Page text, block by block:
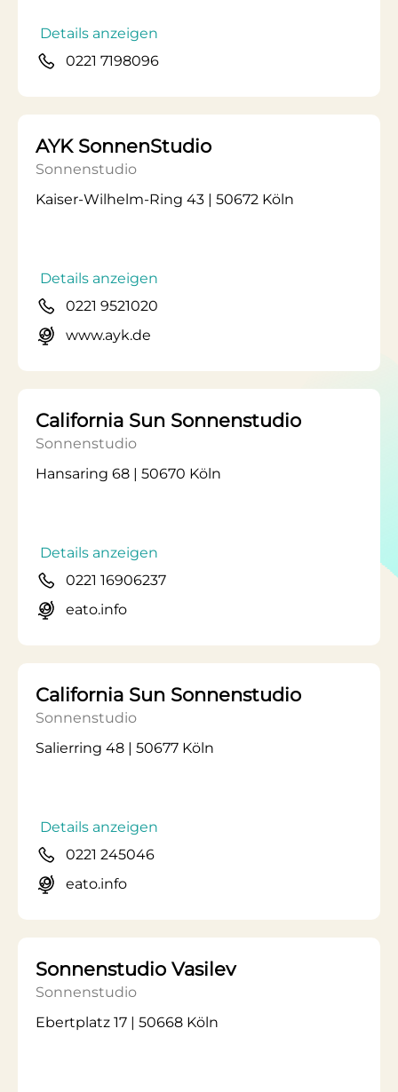
Details anzeigen
0221 7198096
AYK SonnenStudio
Sonnenstudio
Kaiser-Wilhelm-Ring 43 | 50672 Köln
Details anzeigen
0221 9521020
www.ayk.de
California Sun Sonnenstudio
Sonnenstudio
Hansaring 68 | 50670 Köln
Details anzeigen
0221 16906237
eato.info
California Sun Sonnenstudio
Sonnenstudio
Salierring 48 | 50677 Köln
Details anzeigen
0221 245046
eato.info
Sonnenstudio Vasilev
Sonnenstudio
Ebertplatz 17 | 50668 Köln